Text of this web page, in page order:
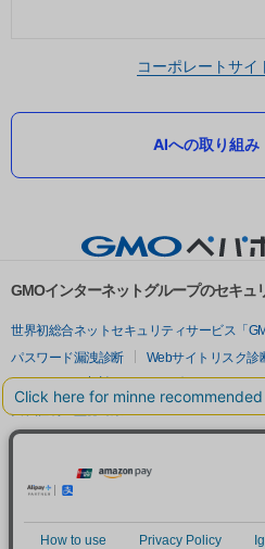
コーポレートサイ
AIへの取り組み
GMOインターネットグループのセキュ
世界初総合ネットセキュリティサービス「
パスワード漏洩診断
Webサイトリスク診
セキュリティ相談AIチャットボット
実在証明・盗聴対策
サイバー攻撃対策（GMOサイバーセキュリ
セキュリティ事業の軌跡